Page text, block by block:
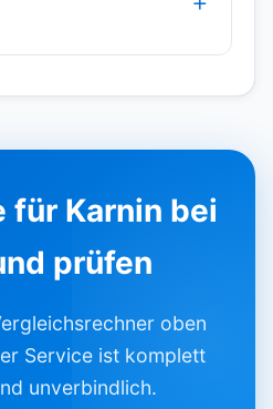
für Karnin bei
prüfen
oben
Service ist komplett
unverbindlich.